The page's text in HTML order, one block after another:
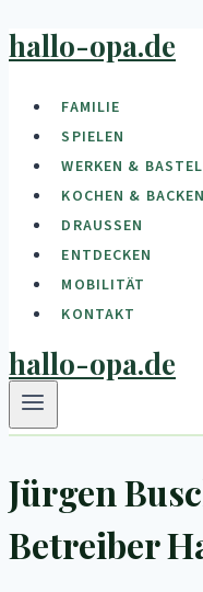
Zum
springen
hallo-opa.de
FAMILIE
SPIELEN
WERKEN &
KOCHEN & BACKEN
DRAUSSEN
ENTDECKEN
MOBILITÄT
KONTAKT
hallo-opa.de
Jürgen
Betreiber